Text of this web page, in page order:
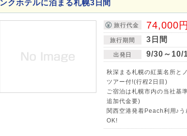
ンクホテルに泊まる札幌3日間
旅行代金 74,000
旅行期間 3日間
出発日 9/30～10/
秋深まる札幌の紅葉名所と
ツアー付!(行程2日目)
ご宿泊は札幌市内の当社基
追加代金要)
関西空港発着Peach利用♪
OK!